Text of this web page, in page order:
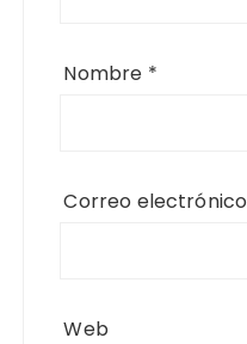
Nombre *
Correo electrónico
Web